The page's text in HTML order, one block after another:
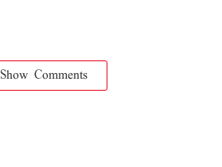
Show Comments